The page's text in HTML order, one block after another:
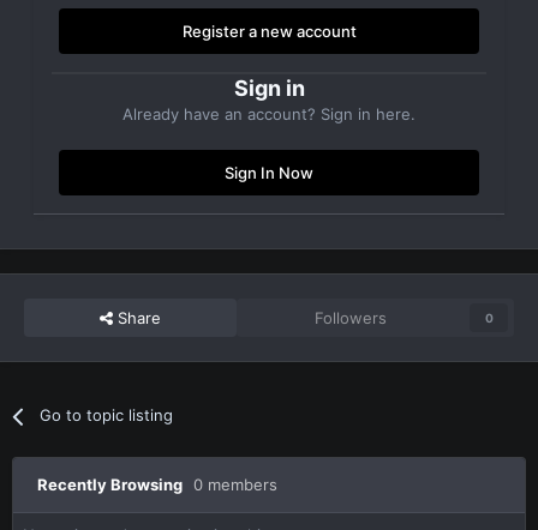
Register a new account
Sign in
Already have an account? Sign in here.
Sign In Now
Share Followers 0
Go to topic listing
Recently Browsing 0 members